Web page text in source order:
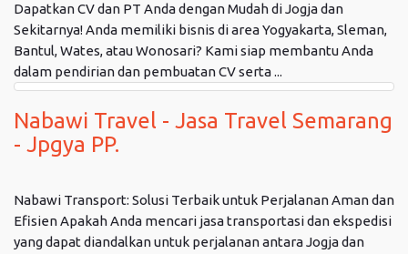
Dapatkan CV dan PT Anda dengan Mudah di Jogja dan
Sekitarnya! Anda memiliki bisnis di area Yogyakarta, Sleman,
Bantul, Wates, atau Wonosari? Kami siap membantu Anda
dalam pendirian dan pembuatan CV serta ...
Nabawi Travel - Jasa Travel Semarang
- Jpgya PP.
Nabawi Transport: Solusi Terbaik untuk Perjalanan Aman dan
Efisien Apakah Anda mencari jasa transportasi dan ekspedisi
yang dapat diandalkan untuk perjalanan antara Jogja dan